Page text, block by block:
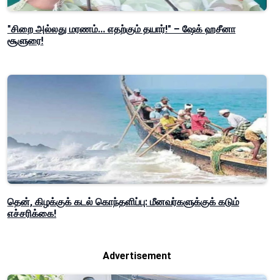
"சிறை அல்லது மரணம்... எதற்கும் தயார்!" – ஷேக் ஹசீனா
சூளுரை!
தென், கிழக்குக் கடல் கொந்தளிப்பு: மீனவர்களுக்குக் கடும்
எச்சரிக்கை!
Advertisement